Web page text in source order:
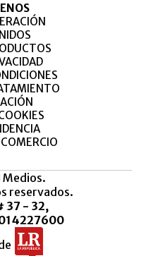
Medios.
reservados.
37 - 32,